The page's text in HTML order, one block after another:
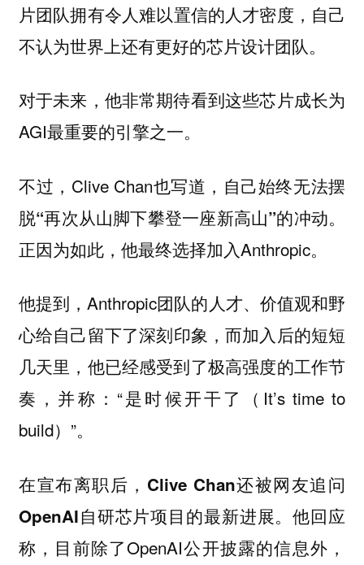
片团队拥有令人难以置信的人才密度 ，自己
不认为世界上还有更好的芯片设计团队。
对于未来，他非常期待看到这些芯片成长为
AGI最重要的引擎之一。
不过，Clive Chan也写道， 自己始终无法摆
脱“再次从山脚下攀登一座新高山”的冲动。
正因为如此，他最终选择加入Anthropic。
他提到，Anthropic团队的人才、价值观和野
心给自己留下了深刻印象，而加入后的短短
几天里，他已经感受到了极高强度的工作节
奏 ，并称：“是时候开干了（It’s time to
build）”。
在宣布离职后， Clive Chan还被网友追问
OpenAI自研芯片项目的最新进展。他回应
称，目前除了OpenAI公开披露的信息外，